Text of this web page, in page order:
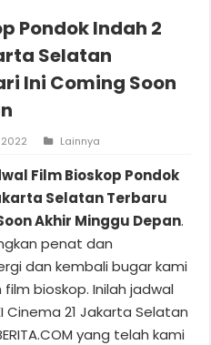
Pondok Indah 2
Selatan
Ini Coming Soon
Lainnya
Film Bioskop Pondok
Selatan Terbaru
Akhir Minggu Depan.
penat dan
dan kembali bugar kami
bioskop. Inilah jadwal
Cinema 21 Jakarta Selatan
yang telah kami